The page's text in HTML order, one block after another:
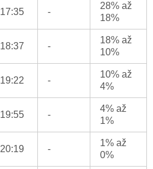
17:35 -
28% až
18%
18:37 -
18% až
10%
19:22 -
10% až
4%
19:55 -
4% až
1%
20:19 -
1% až
0%